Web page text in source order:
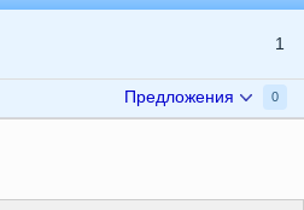
1
Предложения 0